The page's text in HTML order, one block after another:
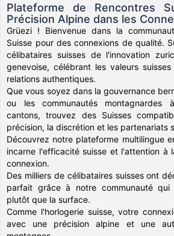
Plateforme de Rencontres
Précision Alpine dans les
Grüezi ! Bienvenue dans la
Suisse pour des connexions de qualité.
célibataires suisses de l'innovation
genevoise, célébrant les valeurs
relations authentiques.
Que vous soyez dans la gouvernance
ou les communautés montagnardes
cantons, trouvez des Suisses
précision, la discrétion et les partenariats
Découvrez notre plateforme multilingue
incarne l'efficacité suisse et l'attention à
connexion.
Des milliers de célibataires suisses ont
parfait grâce à notre communauté qui
plutôt que la surface.
Comme l'horlogerie suisse, votre
avec une précision alpine et une